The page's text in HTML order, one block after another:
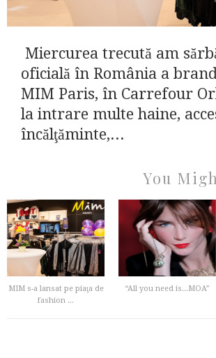
Miercurea trecută am
oficială în România a
MIM Paris, în Carrefour
la intrare multe haine,
încălţăminte,...
You
MIM s-a lansat pe piaţa de
fashion ...
“All you need is...MOA”